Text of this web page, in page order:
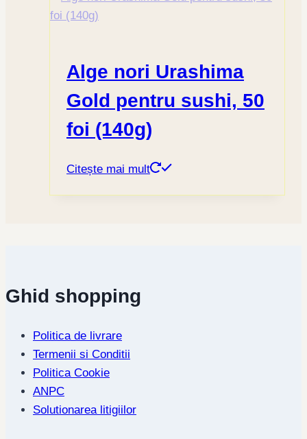
Alge nori Urashima
Gold pentru sushi, 50
foi (140g)
Citește mai mult
Ghid shopping
Politica de livrare
Termenii si Conditii
Politica Cookie
ANPC
Solutionarea litigiilor